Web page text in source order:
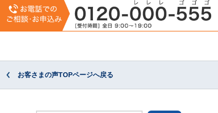
お客さまの声TOPページへ戻る